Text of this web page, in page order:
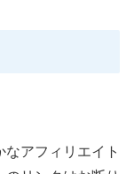
アフィリエイト